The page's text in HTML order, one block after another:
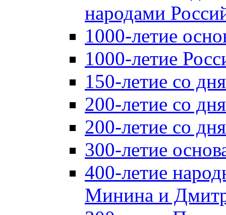
народами
1000-летие
1000-летие
150-летие со
200-летие со
200-летие со
300-летие
400-летие
Минина и